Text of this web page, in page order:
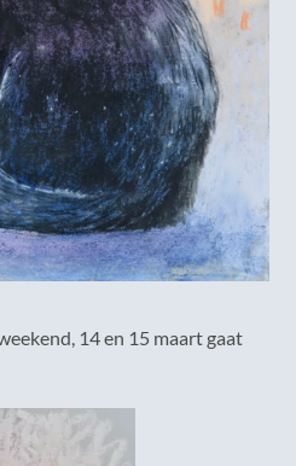
14 en 15 maart gaat